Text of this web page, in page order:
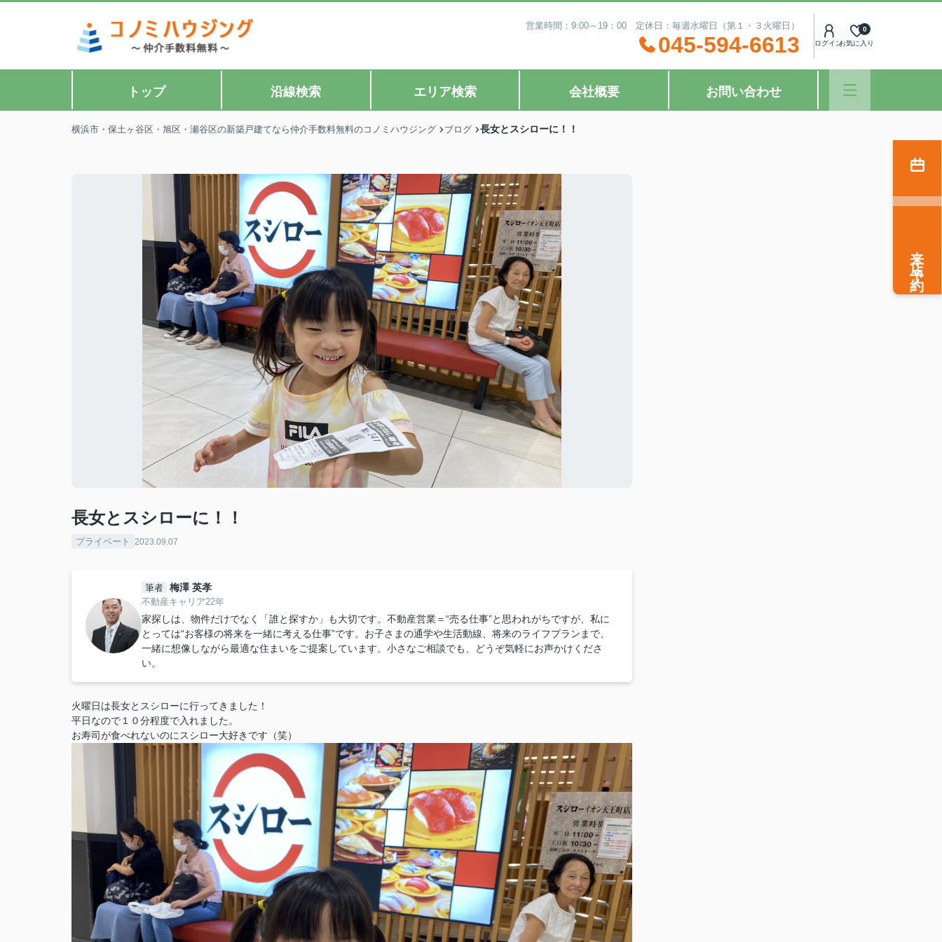
営業時間：9:00～19：00 定休日：毎週水曜日（第１・３火曜日）
045-594-6613 ログインお気に入り
0
トップ 沿線検索 エリア検索 会社概要 お問い合わせ
横浜市・保土ヶ谷区・旭区・瀬谷区の新築戸建てなら仲介手数料無料のコノミハウジング ブログ 長女とスシローに！！
長女とスシローに！！
プライベート 2023.09.07
筆者 梅澤 英孝
不動産キャリア22年
家探しは、物件だけでなく「誰と探すか」も大切です。不動産営業＝“売る仕事”と思われがちですが、私に
とっては“お客様の将来を一緒に考える仕事”です。お子さまの通学や生活動線、将来のライフプランまで、
一緒に想像しながら最適な住まいをご提案しています。小さなご相談でも、どうぞ気軽にお声かけくださ
い。
火曜日は長女とスシローに行ってきました！
平日なので１０分程度で入れました。
お寿司が食べれないのにスシロー大好きです（笑）
来店予約